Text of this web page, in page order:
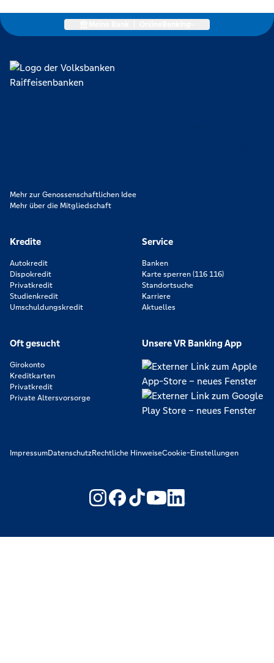
Mehr zur Genossenschaftlichen Idee
Mehr über die Mitgliedschaft
Kredite
Autokredit
Dispokredit
Privatkredit
Studienkredit
Umschuldungskredit
Service
Banken
Karte sperren (116 116)
Standortsuche
Karriere
Aktuelles
Oft gesucht
Girokonto
Kreditkarten
Privatkredit
Private Altersvorsorge
Unsere VR Banking App
ImpressumDatenschutzRechtliche HinweiseCookie-Einstellungen
https://www.youtube.com/
https://